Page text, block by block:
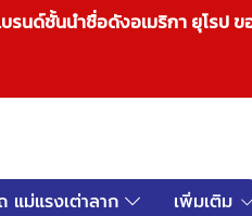
นด์ชั้นนำชื่อดังอเมริกา ยุโรป
แม่แรงเต่าลาก เพิ่มเติม